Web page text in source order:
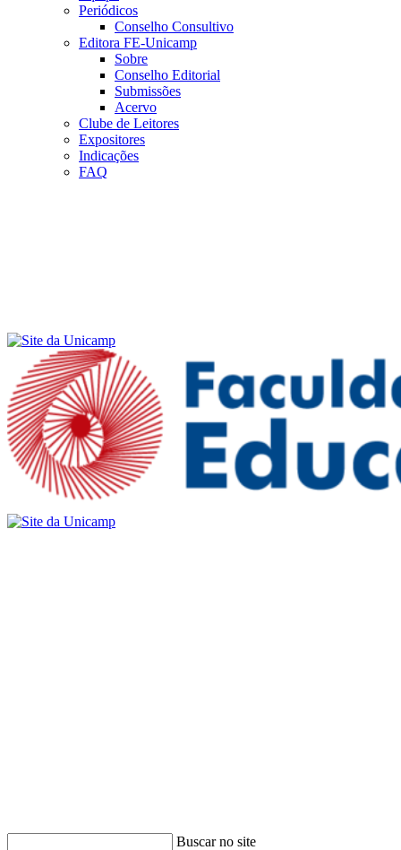
Periódicos
Conselho Consultivo
Editora FE-Unicamp
Sobre
Conselho Editorial
Submissões
Acervo
Clube de Leitores
Expositores
Indicações
FAQ
Buscar no site